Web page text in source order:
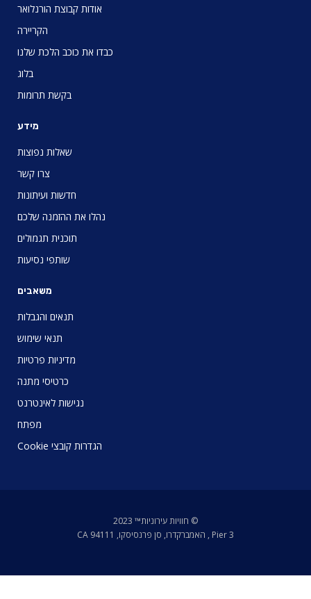
אודות קבוצת הורנלואר
הקריירה
כבדו את כוכב הלכת שלנו
בלוג
בקשת תרומות
מידע
שאלות נפוצות
צרו קשר
חדשות ועיתונות
נהלו את ההזמנה שלכם
תוכנית תגמולים
שותפי נסיעות
משאבים
תנאים והגבלות
תנאי שימוש
מדיניות פרטיות
כרטיסי מתנה
נגישות לאינטרנט
מפתח
הגדרות קובצי Cookie
© חוויות עירוניות™ 2023
Pier 3 , האמברקדרו, סן פרנסיסקו, CA 94111